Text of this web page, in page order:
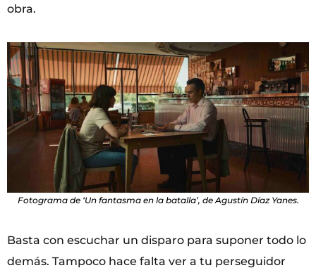
obra.
Fotograma de ‘Un fantasma en la batalla’, de Agustín Díaz Yanes.
Basta con escuchar un disparo para suponer todo lo
demás. Tampoco hace falta ver a tu perseguidor